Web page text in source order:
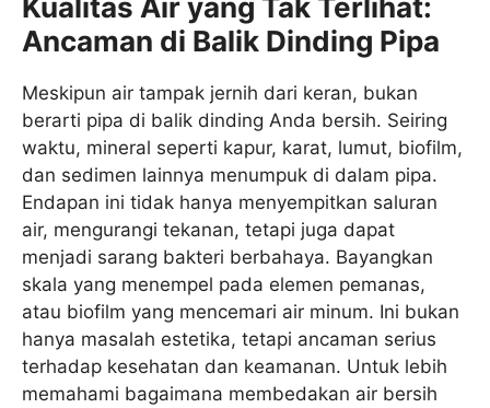
Kualitas Air yang Tak Terlihat:
Ancaman di Balik Dinding Pipa
Meskipun air tampak jernih dari keran, bukan
berarti pipa di balik dinding Anda bersih. Seiring
waktu, mineral seperti kapur, karat, lumut, biofilm,
dan sedimen lainnya menumpuk di dalam pipa.
Endapan ini tidak hanya menyempitkan saluran
air, mengurangi tekanan, tetapi juga dapat
menjadi sarang bakteri berbahaya. Bayangkan
skala yang menempel pada elemen pemanas,
atau biofilm yang mencemari air minum. Ini bukan
hanya masalah estetika, tetapi ancaman serius
terhadap kesehatan dan keamanan. Untuk lebih
memahami bagaimana membedakan air bersih